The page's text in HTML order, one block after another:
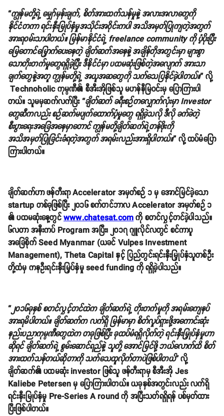
“ကျွန်မတို့ရဲ့ မျှော်မှန်းချက်, စိတ်အားထက်သန်မှုနဲ့ အလားအလာတွေကို
နိုင်ငံတကာ ရင်းနှီးမြုပ်နှံမှုအသိုင်းအဝိုင်းကပါ အသိအမှတ်ပြုကျတဲ့အတွက်
အားရဝမ်းသာပါတယ်။ မြန်မာနိုင်ငံရဲ့ freelance community ကို ပံ့ပိုးပြီး
မြေတောင်မြှောက်ပေးနေတဲ့ ချိတ်ဆက်အနေနဲ့ အချိန်တိုအတွင်းမှာ များစွာ
သောတိုးတက်မှုတွေရရှိခဲ့ပြီး ဒီနိုင်ငံမှာ ပထမဆုံးဖြစ်တဲ့အလျောက် အားသာ
ချက်တွေနဲ့အတူ ကျွန်မတို့ရဲ့ အယူအဆတွေကို သက်သေပြနိုင်ခဲ့ပါတယ်။” လို့
Technoholic ကုမ္ပဏီ၏ စီအီးအိုဖြစ်သူ မဟန်နီမြဝင်းမှ ပြောကြားပါ
တယ်။ သူမမှဆက်လက်ပြီး “ချိတ်ဆက် ခရီးစဉ်တလျှောက်လုံးမှာ Investor
တွေဆီကလည်း စဉ်ဆက်မပျက်ထောက်ပံ့မှုတွေ ရရှိခဲ့သလို ဒီလို ခက်ခဲတဲ့
စီးပွားရေးအခြေအနေမှာတောင် ကျွန်မတို့ချိတ်ဆက်ရဲ့တန်ဖိုးကို
အသိအမှတ်ပြုခြင်းခံရတဲ့အတွက် အရမ်းလည်းအားရှိပါတယ်။” လို့ ထပ်မံပြော
ကြားပါတယ်။
ချိတ်ဆက်ဟာ ဖန်တီးရာ Accelerator အမှတ်စဉ် ၁ မှ အောင်မြင်ခဲ့သော
startup တစ်ခုဖြစ်ပြီး ၂၀၁၆ စက်တင်ဘာလ Accelerator အမှတ်စဉ် ၁
၏ ပထမဆုံးနေ့တွင်www.chatesat.comကို စတင်လွှင့်တင်ခဲ့ပါသည်။
၆လတာ အနီးကပ် Program အပြီး၊ ၂၀၁၇ ဂျူလိုင်လတွင် စင်ကာပူ
အခြေစိုက် Seed Myanmar (ယခင် Vulpes Investment
Management), Theta Capital နှင့် ပြည်တွင်းရင်းနှီးမြှုပ်နှံသူတစ်ဦး
တို့ထံမှ ကနဦးရင်းနှီးမြှပ်နှံမှု seed funding ကို ရရှိခဲ့ပါသည်။
“၂၀၁၆ခုနှစ် စတင်လွှင့်တင်ထဲက ချိတ်ဆက်ရဲ့ တိုးတက်မှုကို အရမ်းကျေနပ်
အားရမိပါတယ်။ ချိတ်ဆက်က လက်ရှိ မြန်မာမှာ စိတ်လှုပ်ရှားဖို့အကောင်းဆုံး
နည်းပညာကုမ္ပဏီတွေထဲက တခုဖြစ်ပြီး ခုထပ်မံရရှိလိုက်တဲ့ ရင်းနှီးမြှုပ်နှံမှုဟာ
ဆိုရင် ချိတ်ဆက်ရဲ့ စွမ်းဆောင်ရည်နဲ့ သူတို့ အောင်မြင်ဖို့ ဘယ်လောက်ထိ စိတ်
အားထက်သန်တယ်ဆိုတာကို သက်သေထူလိုက်တာပဲဖြစ်ပါတယ်” လို့
ချိတ်ဆက်၏ ပထမဆုံး investor ဖြစ်သူ ဖန်တီးရာမှ စီအီးအို Jes
Kaliebe Petersen မှ ပြောကြားပါတယ်။ ယခုနှစ်အတွင်းလည်း လက်ရှိ
ရင်းနှီးမြုပ်နှံမှု Pre-Series A round ကို အပြီးသတ်ရရှိရန် ပစ်မှတ်ထား
ပြီးဖြစ်ပါတယ်။